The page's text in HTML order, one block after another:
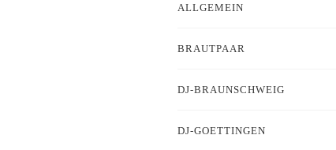
ALLGEMEIN
BRAUTPAAR
DJ-BRAUNSCHWEIG
DJ-GOETTINGEN